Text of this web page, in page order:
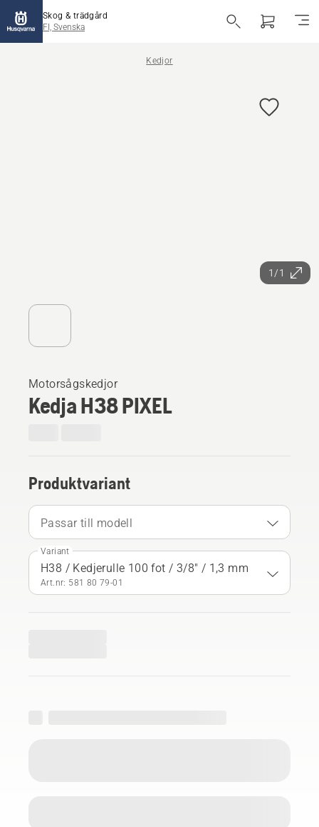
Skog & trädgård
FI, Svenska
Kedjor
1/1
Motorsågskedjor
Kedja H38 PIXEL
Produktvariant
Passar till modell
Variant
H38 / Kedjerulle 100 fot / 3/8" / 1,3 mm
Art.nr: 581 80 79‑01